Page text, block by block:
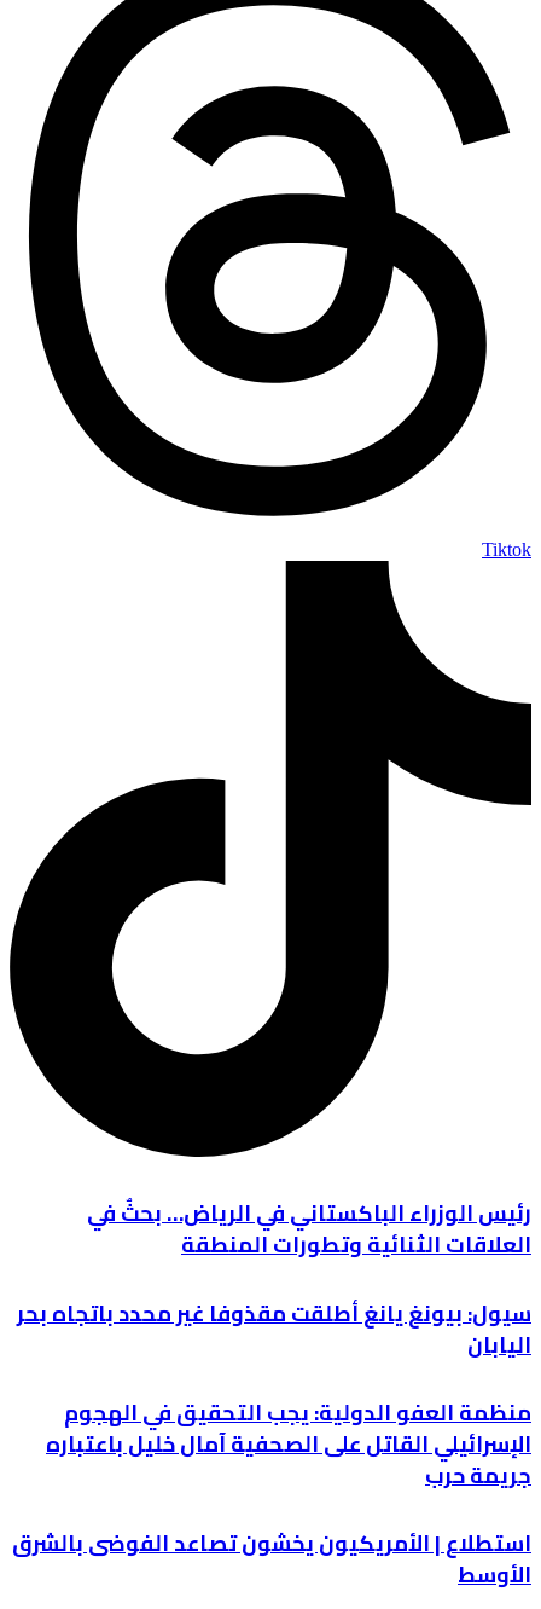
Tiktok
رئيس الوزراء الباكستاني في الرياض… بحثٌ في
العلاقات الثنائية وتطورات المنطقة
سيول: بيونغ يانغ أطلقت مقذوفا غير محدد باتجاه بحر
اليابان
منظمة العفو الدولية: يجب التحقيق في الهجوم
الإسرائيلي القاتل على الصحفية آمال خليل باعتباره
جريمة حرب
استطلاع | الأمريكيون يخشون تصاعد الفوضى بالشرق
الأوسط